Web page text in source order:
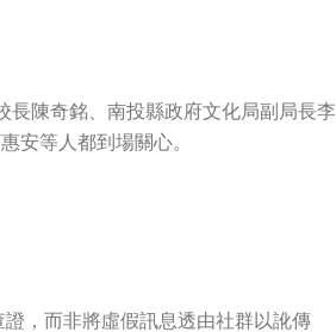
長陳奇銘、南投縣政府文化局副局長李
安等人都到場關心。
，而非將虛假訊息透由社群以訛傳